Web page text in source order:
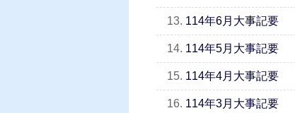
13. 114年6月大事記要
14. 114年5月大事記要
15. 114年4月大事記要
16. 114年3月大事記要